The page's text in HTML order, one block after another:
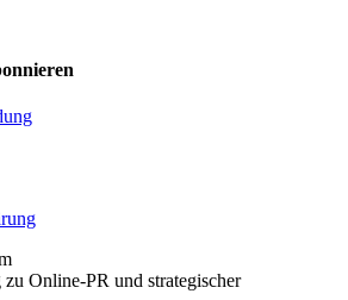
Online-PR und strategischer